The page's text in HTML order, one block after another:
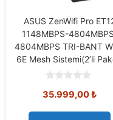
ASUS ZenWifi Pro
1148MBPS-
4804MBPS TRI-BANT
6E Mesh Sistemi(2’li
o
t
35.999,00₺